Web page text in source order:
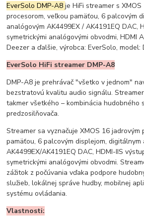
EverSolo DMP-A8je HiFi streamer s
procesorom, veľkou pamäťou, 6 palcovým
analógovým AK4499EX / AK4191EQ DAC,
symetrickými analógovými obvodmi, HDMI
Deezer a ďalšie, výrobca: EverSolo, model:
EverSolo HiFi streamer DMP-A8
DMP-A8 je prehrávač "všetko v jednom"
bezstratovú kvalitu audio signálu.
takmer všetkého – kombinácia hudobného
predzosilňovača.
Streamer sa vyznačuje XMOS 16 jadrovým
pamäťou, 6 palcovým displejom, digitálnym
AK4499EX/AK4191EQ DAC, HDMI-IIS
symetrickými analógovými obvodmi.
zážitok z počúvania vďaka podpore
služieb, lokálnej správe hudby, mobilnej
systému ovládania.
Vlastnosti: